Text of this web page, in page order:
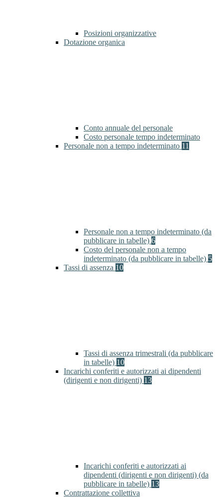
Posizioni organizzative
Dotazione organica
Conto annuale del personale
Costo personale tempo indeterminato
Personale non a tempo indeterminato 11
Personale non a tempo indeterminato (da
pubblicare in tabelle) 6
Costo del personale non a tempo
indeterminato (da pubblicare in tabelle) 5
Tassi di assenza 10
Tassi di assenza trimestrali (da pubblicare
in tabelle) 10
Incarichi conferiti e autorizzati ai dipendenti
(dirigenti e non dirigenti) 13
Incarichi conferiti e autorizzati ai
dipendenti (dirigenti e non dirigenti) (da
pubblicare in tabelle) 13
Contrattazione collettiva